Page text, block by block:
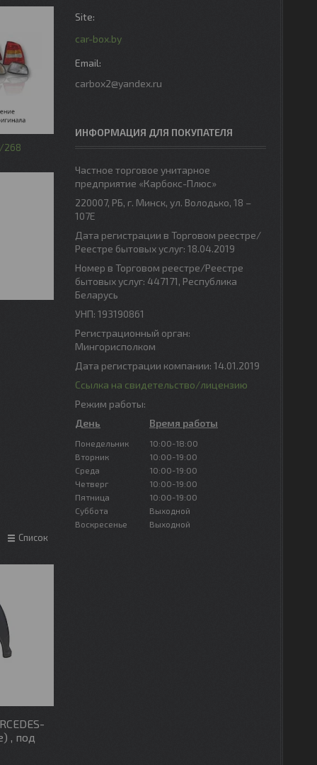
268
Список
, под
car-box.by
carbox2@yandex.ru
ИНФОРМАЦИЯ ДЛЯ ПОКУПАТЕЛЯ
Частное торговое унитарное
предприятие «Карбокс-Плюс»
220007, РБ, г. Минск, ул. Володько, 18 –
107Е
Дата регистрации в Торговом реестре/
Реестре бытовых услуг: 18.04.2019
Номер в Торговом реестре/Реестре
бытовых услуг: 447171, Республика
Беларусь
УНП: 193190861
Регистрационный орган:
Мингорисполком
Дата регистрации компании: 14.01.2019
Ссылка на свидетельство/лицензию
Режим работы:
День
Время работы
Понедельник
10:00-18:00
Вторник
10:00-19:00
Среда
10:00-19:00
Четверг
10:00-19:00
Пятница
10:00-19:00
Суббота
Выходной
Воскресенье
Выходной